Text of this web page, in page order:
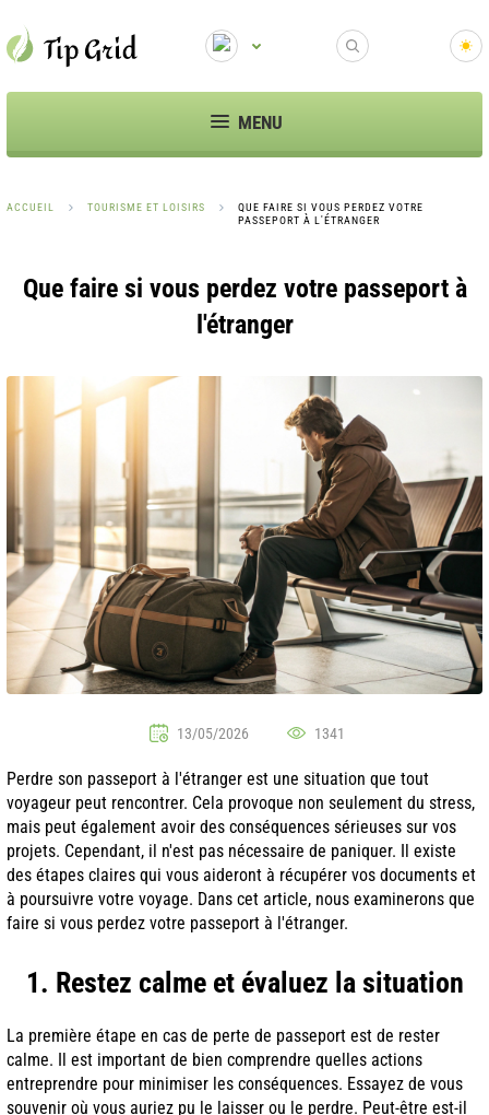
MENU
ACCUEIL TOURISME ET LOISIRS
QUE FAIRE SI VOUS PERDEZ VOTRE
PASSEPORT À L'ÉTRANGER
Que faire si vous perdez votre passeport à
l'étranger
13/05/2026 1341
Perdre son passeport à l'étranger est une situation que tout
voyageur peut rencontrer. Cela provoque non seulement du stress,
mais peut également avoir des conséquences sérieuses sur vos
projets. Cependant, il n'est pas nécessaire de paniquer. Il existe
des étapes claires qui vous aideront à récupérer vos documents et
à poursuivre votre voyage. Dans cet article, nous examinerons que
faire si vous perdez votre passeport à l'étranger.
1. Restez calme et évaluez la situation
La première étape en cas de perte de passeport est de rester
calme. Il est important de bien comprendre quelles actions
entreprendre pour minimiser les conséquences. Essayez de vous
souvenir où vous auriez pu le laisser ou le perdre. Peut-être est-il